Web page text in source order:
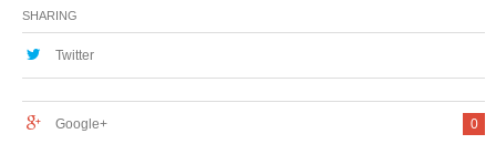
クッキー2種詰合せ
が“限定ギフトボッ
クス” に入って新登
ト」が新登場
SHARING
Twitter
0
Google+